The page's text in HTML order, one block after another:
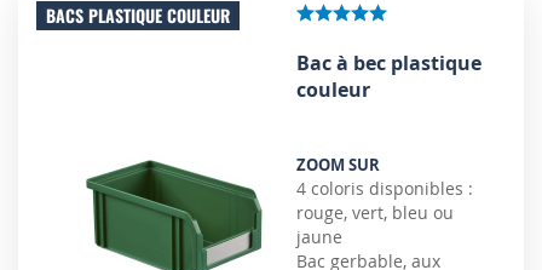
BACS PLASTIQUE COULEUR
Bac à bec plastique
couleur
ZOOM SUR
4 coloris disponibles :
rouge, vert, bleu ou
jaune
Bac gerbable, aux